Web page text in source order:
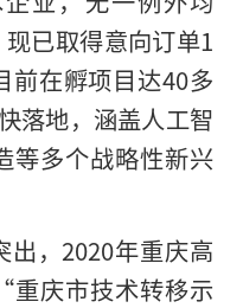
已取得意向订单1
前在孵项目达40多
落地，涵盖人工智
等多个战略性新兴
出，2020年重庆高
庆市技术转移示